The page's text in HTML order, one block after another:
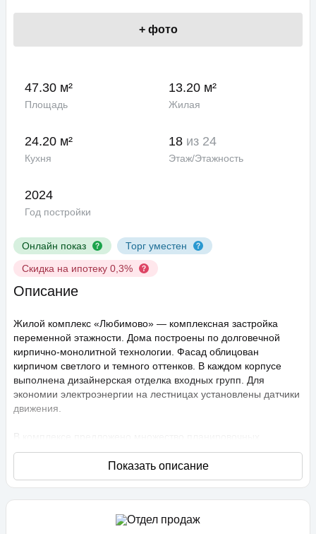
Онлайн показ
Торг уместен
Скидка на ипотеку 0,3%
+ фото
47.30 м²
Площадь
13.20 м²
Жилая
24.20 м²
Кухня
18 из 24
Этаж/Этажность
2024
Год постройки
Описание
Жилой комплекс «Любимово» — комплексная застройка
переменной этажности. Дома построены по долговечной
кирпично-монолитной технологии. Фасад облицован
кирпичом светлого и темного оттенков. В каждом корпусе
выполнена дизайнерская отделка входных групп. Для
экономии электроэнергии на лестницах установлены датчики
движения.
В комплексе предложено множество планировочных
решений: в наличии квартиры, как классического типа, так и
европланировки. Они сдаются с подчистовой отделкой,
высота потолков составляет 2,75 метра. В квартирах